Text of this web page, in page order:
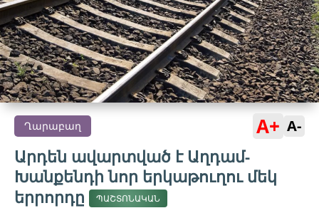
Ղարաբաղ A+ A-
Արդեն ավարտված է Աղդամ-
Խանքենդի նոր երկաթուղու մեկ
երրորդը
ՊԱՇՏՈՆԱԿԱՆ